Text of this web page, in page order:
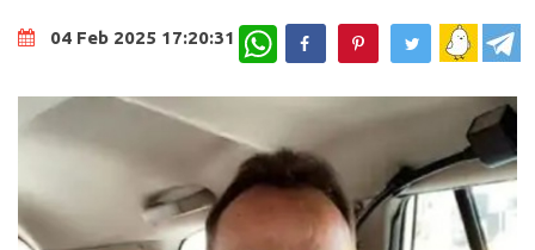
04 Feb 2025 17:20:31 WhatsApp